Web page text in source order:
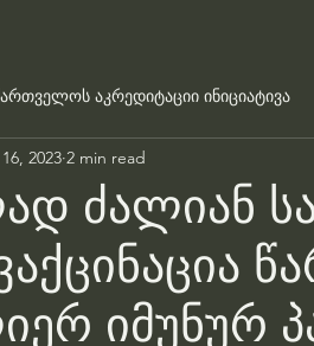
აკრედიტაციი ინიციატივა
ძალიან
იმუნურ
2023 2 min read